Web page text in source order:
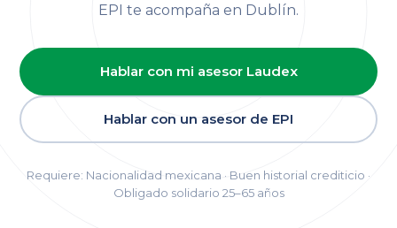
EPI te acompaña en Dublín.
Hablar con mi asesor Laudex
Hablar con un asesor de EPI
Requiere: Nacionalidad mexicana · Buen historial crediticio ·
Obligado solidario 25–65 años